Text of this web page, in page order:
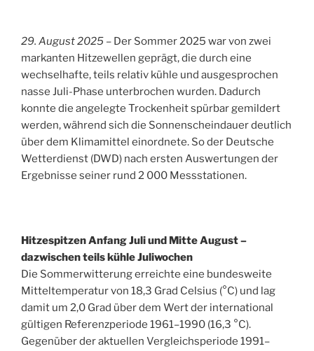
29. August 2025 – Der Sommer 2025 war von zwei
markanten Hitzewellen geprägt, die durch eine
wechselhafte, teils relativ kühle und ausgesprochen
nasse Juli-Phase unterbrochen wurden. Dadurch
konnte die angelegte Trockenheit spürbar gemildert
werden, während sich die Sonnenscheindauer deutlich
über dem Klimamittel einordnete. So der Deutsche
Wetterdienst (DWD) nach ersten Auswertungen der
Ergebnisse seiner rund 2 000 Messstationen.
Hitzespitzen Anfang Juli und Mitte August –
dazwischen teils kühle Juliwochen
Die Sommerwitterung erreichte eine bundesweite
Mitteltemperatur von 18,3 Grad Celsius (°C) und lag
damit um 2,0 Grad über dem Wert der international
gültigen Referenzperiode 1961–1990 (16,3 °C).
Gegenüber der aktuellen Vergleichsperiode 1991–